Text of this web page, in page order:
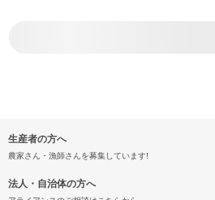
生産者の方へ
農家さん・漁師さんを募集しています!
法人・自治体の方へ